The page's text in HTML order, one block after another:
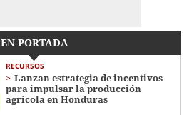
EN PORTADA
RECURSOS
Lanzan estrategia de incentivos
para impulsar la producción
agrícola en Honduras